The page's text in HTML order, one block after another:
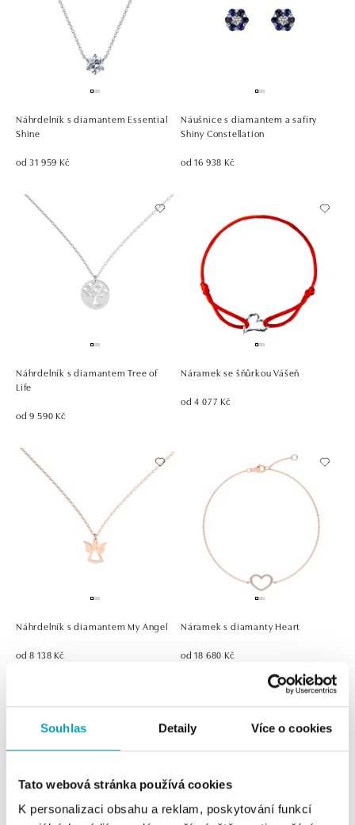
Souhlas Detaily Více o cookies
Tato webová stránka používá cookies
K personalizaci obsahu a reklam, poskytování funkcí
Náhrdelník s diamantem Essential
Shine
od 31 959 Kč
Náušnice s diamantem a safíry
Shiny Constellation
od 16 938 Kč
Náhrdelník s diamantem Tree of
Life
od 9 590 Kč
Náramek se šňůrkou Vášeň
od 4 077 Kč
Náhrdelník s diamantem My Angel
od 8 138 Kč
Náramek s diamanty Heart
od 18 680 Kč